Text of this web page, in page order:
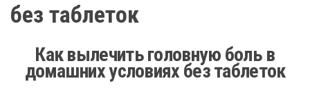
без таблеток
Как вылечить головную боль в
домашних условиях без таблеток